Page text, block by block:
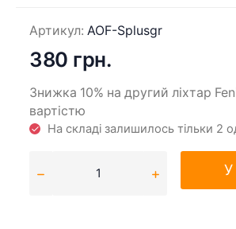
Артикул: AOF-Splusgr
380 грн.
Знижка 10% на другий ліхтар
вартістю
На складі залишилось тільки 2
У